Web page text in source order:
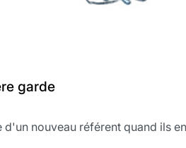
garde
nouveau référent quand ils